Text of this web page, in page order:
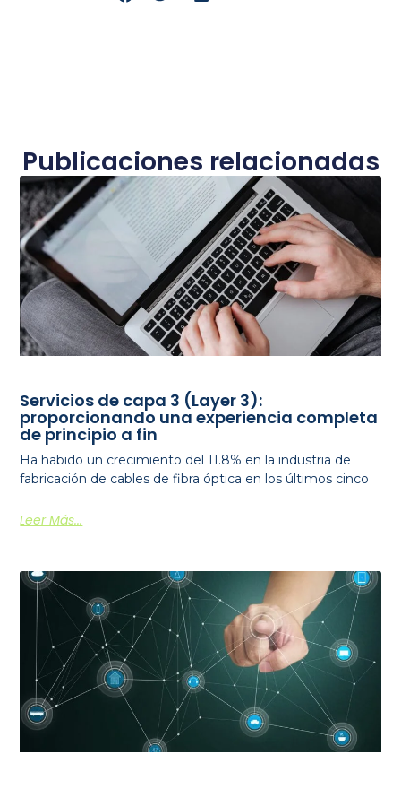
Publicaciones relacionadas
Servicios de capa 3 (Layer 3):
proporcionando una experiencia completa
de principio a fin
Ha habido un crecimiento del 11.8% en la industria de
fabricación de cables de fibra óptica en los últimos cinco
Leer Más...